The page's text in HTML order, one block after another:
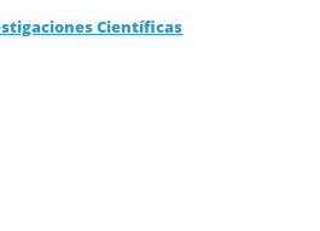
Científicas